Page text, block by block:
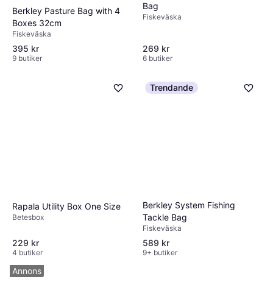
Berkley Pasture Bag with 4
Boxes 32cm
Fiskeväska
395 kr
9 butiker
Bag
Fiskeväska
269 kr
6 butiker
Rapala Utility Box One Size
Betesbox
229 kr
4 butiker
Trendande
Berkley System Fishing
Tackle Bag
Fiskeväska
589 kr
9+ butiker
Annons